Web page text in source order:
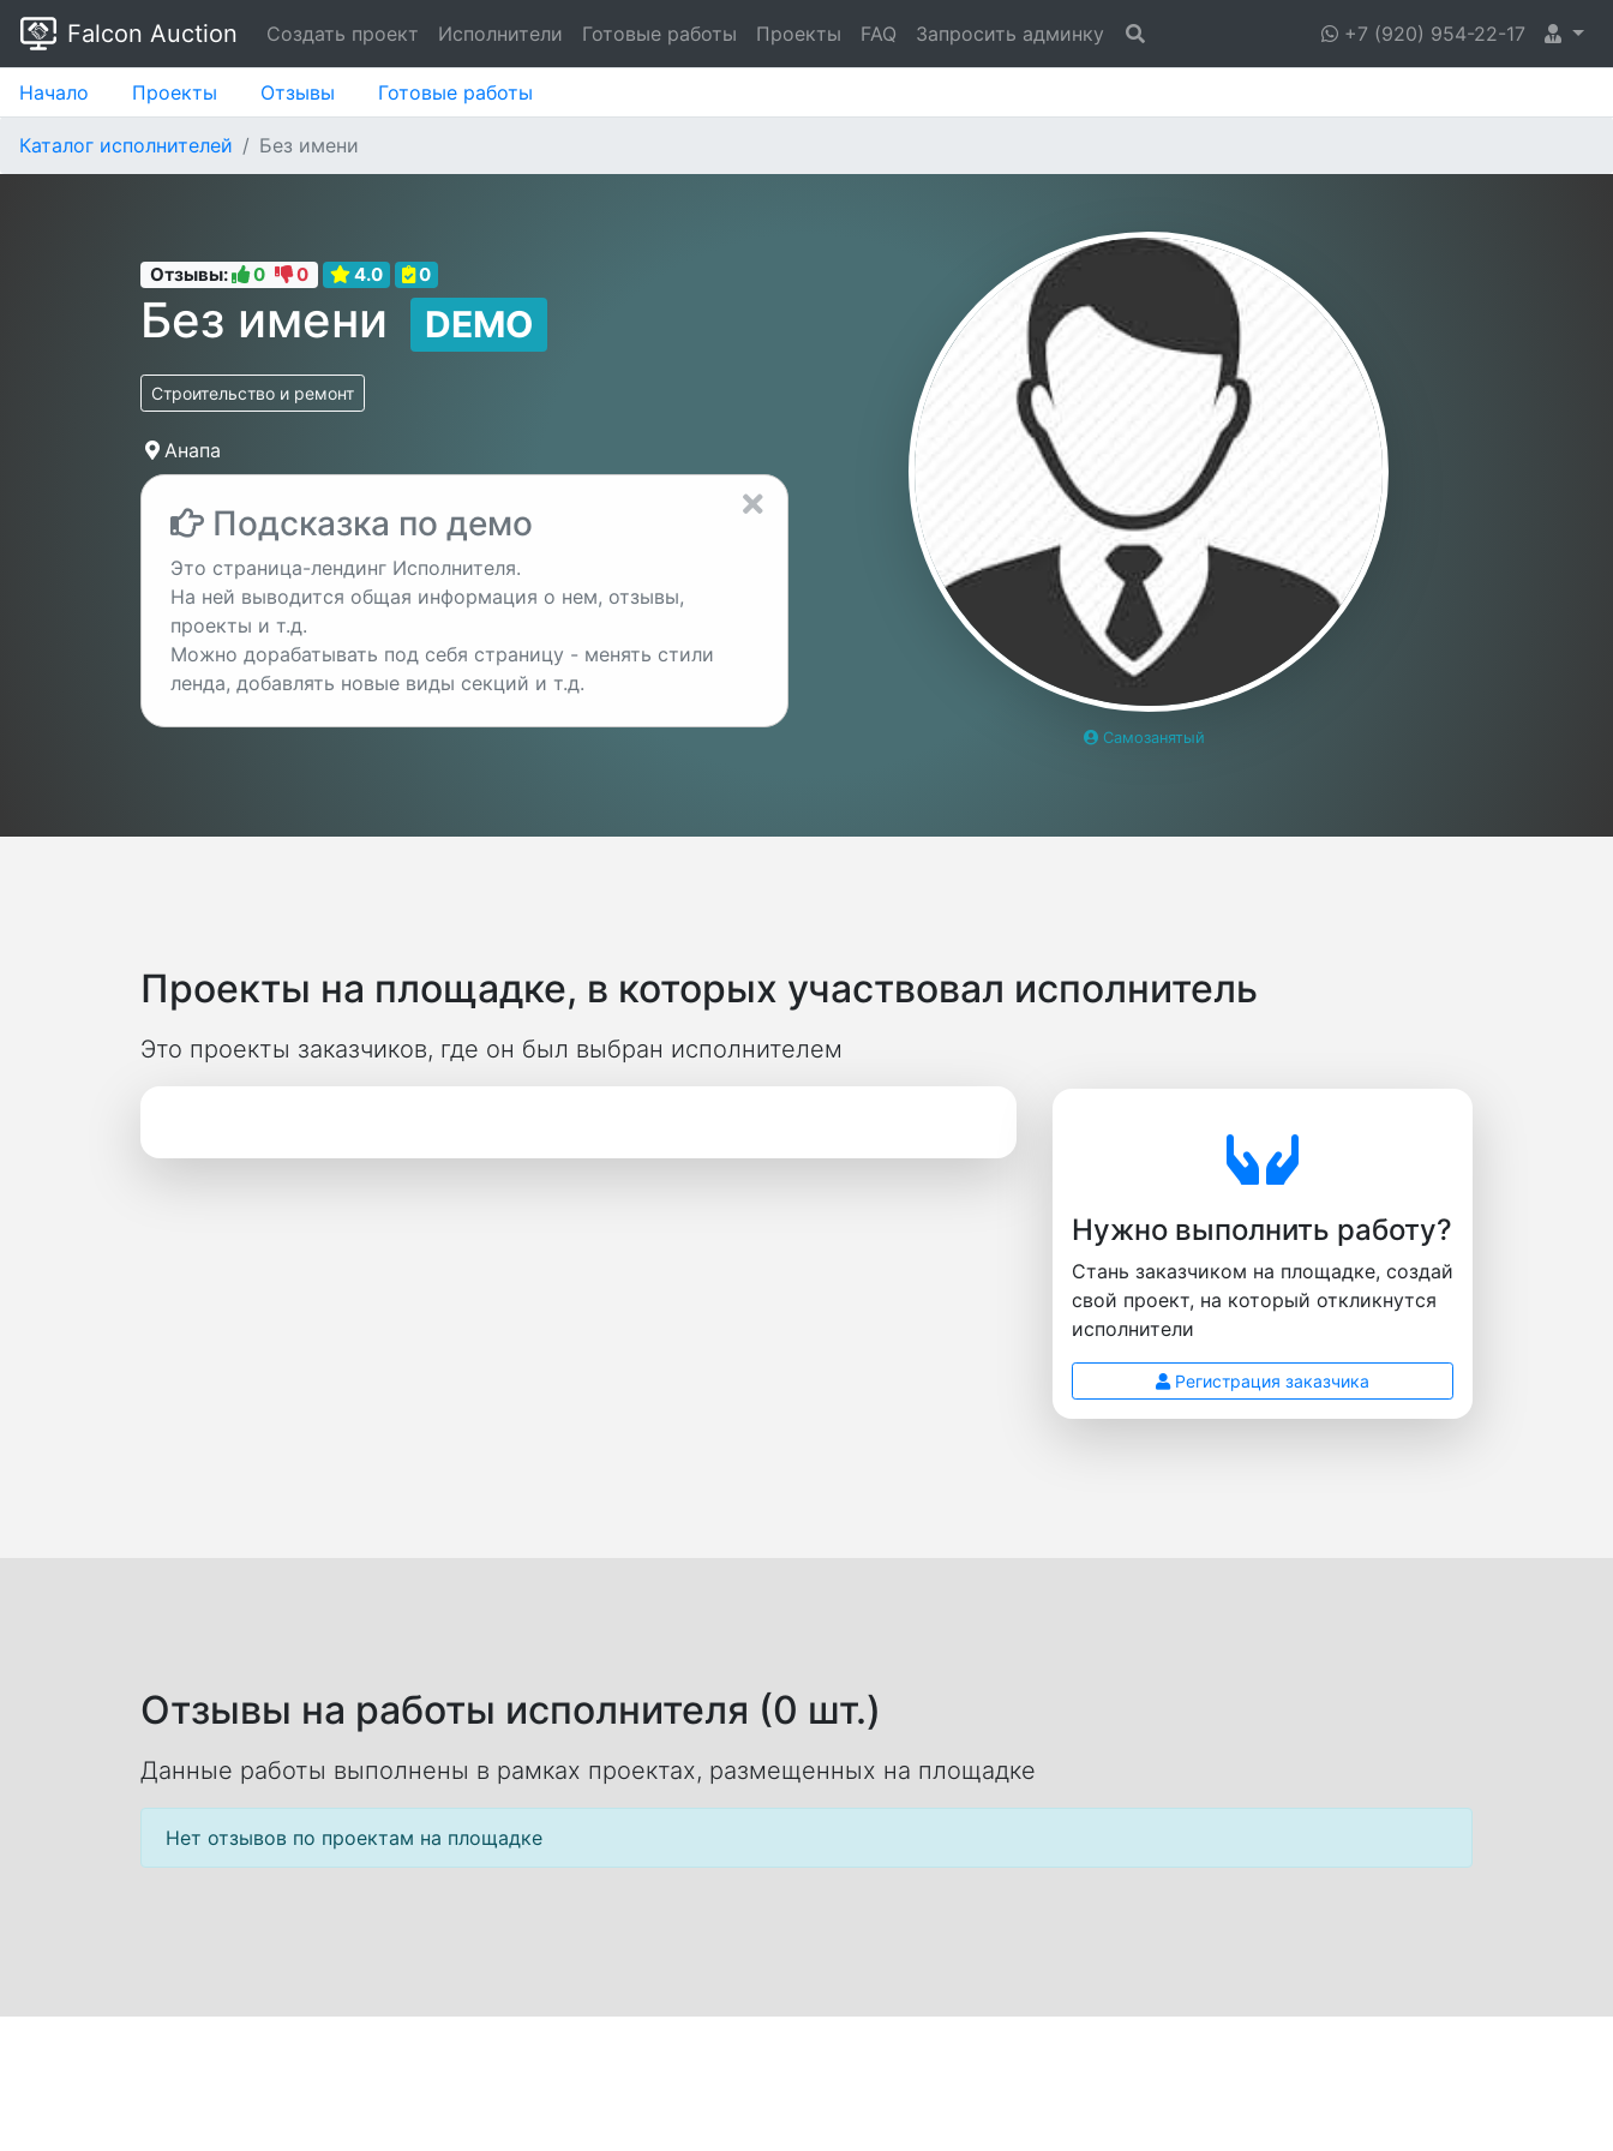
Falcon Auction Создать проект Исполнители Готовые работы Проекты FAQ Запросить админку +7 (920) 954-22-17
Начало Проекты Отзывы Готовые работы
Каталог исполнителей Без имени
Отзывы: 0 0 4.0 0
Без имени DEMO
Строительство и ремонт
Анапа
Подсказка по демо
Это страница-лендинг Исполнителя.
На ней выводится общая информация о нем, отзывы,
проекты и т.д.
Можно дорабатывать под себя страницу - менять стили
ленда, добавлять новые виды секций и т.д.
Самозанятый
Проекты на площадке, в которых участвовал исполнитель
Это проекты заказчиков, где он был выбран исполнителем
Нужно выполнить работу?
Стань заказчиком на площадке, создай
свой проект, на который откликнутся
исполнители
Регистрация заказчика
Отзывы на работы исполнителя (0 шт.)
Данные работы выполнены в рамках проектах, размещенных на площадке
Нет отзывов по проектам на площадке